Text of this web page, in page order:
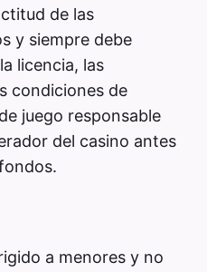
de las
y siempre debe
licencia, las
condiciones de
juego responsable
del casino antes
a menores y no